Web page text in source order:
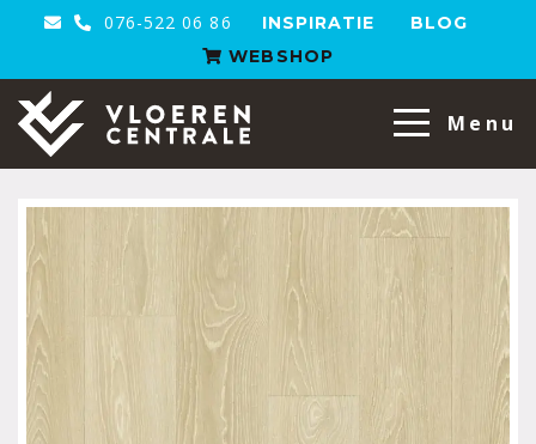
076-522 06 86 INSPIRATIE
BLOG
WEBSHOP
VloerenCentrale
Menu